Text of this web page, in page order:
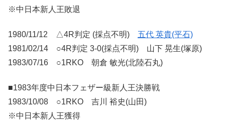
※中日本新人王敗退
1980/11/12 △4R判定 (採点不明) 五代 英貴(平石)
1981/02/14 ○4R判定 3-0(採点不明) 山下 晃生(塚原)
1983/07/16 ○1RKO 朝倉 敏光(北陸石丸)
■1983年度中日本フェザー級新人王決勝戦
1983/10/08 ○1RKO 吉川 裕史(山田)
※中日本新人王獲得